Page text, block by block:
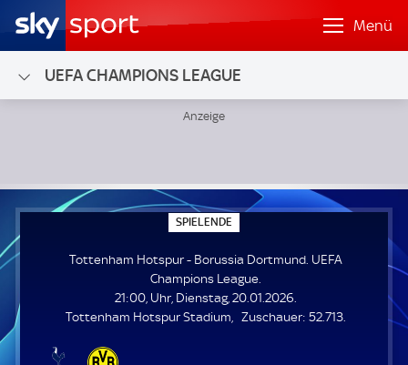
Menü
UEFA CHAMPIONS LEAGUE
Tottenham Hotspur - Borussia Dortmund; UEFA
SPIELENDE
P
E
E
N
E
Tottenham Hotspur - Borussia Dortmund. UEFA
Champions League.
21:00, Uhr, Dienstag, 20.01.2026.
Tottenham Hotspur Stadium
Zuschauer: Z
52.713.